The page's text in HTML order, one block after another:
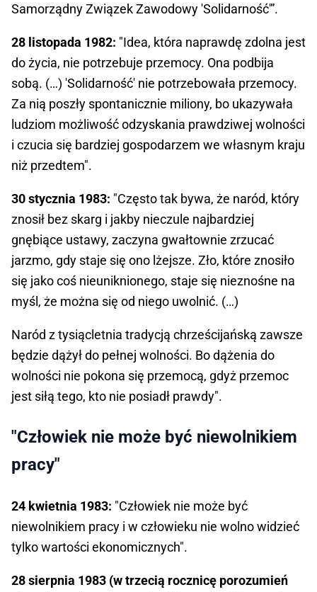
Samorządny Związek Zawodowy 'Solidarność'”.
28 listopada 1982: "Idea, która naprawdę zdolna jest
do życia, nie potrzebuje przemocy. Ona podbija
sobą. (…) 'Solidarność' nie potrzebowała przemocy.
Za nią poszły spontanicznie miliony, bo ukazywała
ludziom możliwość odzyskania prawdziwej wolności
i czucia się bardziej gospodarzem we własnym kraju
niż przedtem".
30 stycznia 1983: "Często tak bywa, że naród, który
znosił bez skarg i jakby nieczule najbardziej
gnębiące ustawy, zaczyna gwałtownie zrzucać
jarzmo, gdy staje się ono lżejsze. Zło, które znosiło
się jako coś nieuniknionego, staje się nieznośne na
myśl, że można się od niego uwolnić. (…)
Naród z tysiącletnia tradycją chrześcijańską zawsze
będzie dążył do pełnej wolności. Bo dążenia do
wolności nie pokona się przemocą, gdyż przemoc
jest siłą tego, kto nie posiadł prawdy".
"Człowiek nie może być niewolnikiem
pracy"
24 kwietnia 1983: "Człowiek nie może być
niewolnikiem pracy i w człowieku nie wolno widzieć
tylko wartości ekonomicznych".
28 sierpnia 1983 (w trzecią rocznicę porozumień